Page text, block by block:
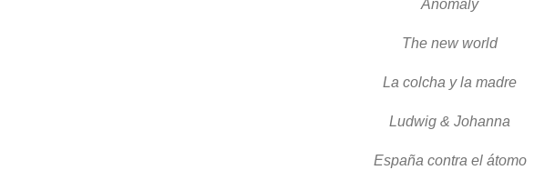
Anomaly
The new world
La colcha y la madre
Ludwig & Johanna
España contra el átomo